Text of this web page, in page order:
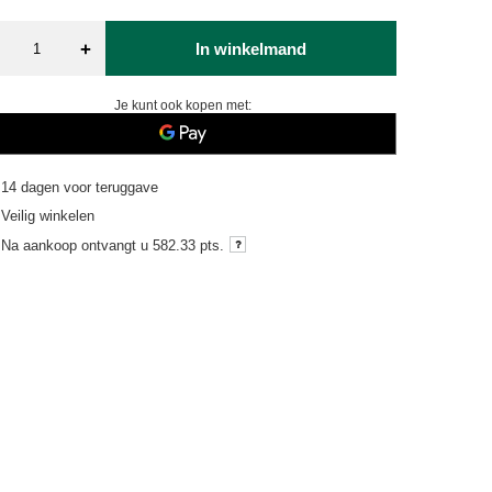
+ In winkelmand
Je kunt ook kopen met:
14 dagen voor teruggave
Veilig winkelen
Na aankoop ontvangt u582.33 pts.